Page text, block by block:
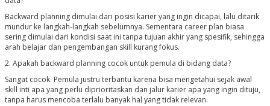
Backward planning dimulai dari posisi karier yang ingin dicapai, lalu ditarik
mundur ke langkah-langkah sebelumnya. Sementara career plan biasa
sering dimulai dari kondisi saat ini tanpa tujuan akhir yang spesifik, sehingga
arah belajar dan pengembangan skill kurang fokus.
2. Apakah backward planning cocok untuk pemula di bidang data?
Sangat cocok. Pemula justru terbantu karena bisa mengetahui sejak awal
skill inti apa yang perlu diprioritaskan dan jalur karier apa yang ingin dituju,
tanpa harus mencoba terlalu banyak hal yang tidak relevan.